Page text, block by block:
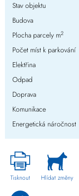
Stav objektu
Budova
Plocha parcely m2
Počet míst k parkování
Elektřina
Odpad
Doprava
Komunikace
Energetická náročnost
Tisknout Hlídat změny